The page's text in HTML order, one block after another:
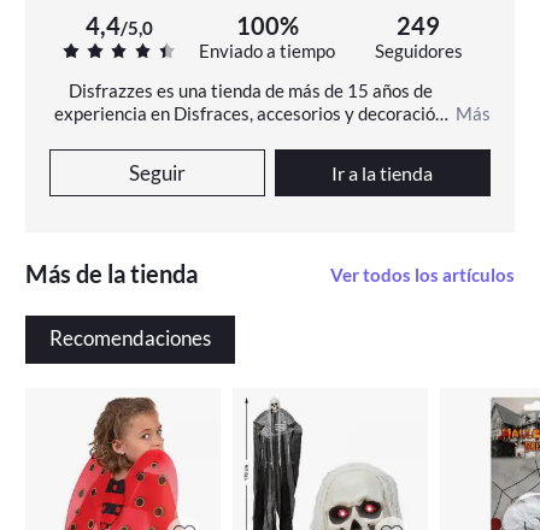
4,4/5,0 100%
Enviado a tiempo
249
Seguidores
Disfrazzes es una tienda de más de 15 años de
experiencia en Disfraces, accesorios y decoración. Más
Seguir Ir a la tienda
Más de la tienda Ver todos los artículos
Recomendaciones